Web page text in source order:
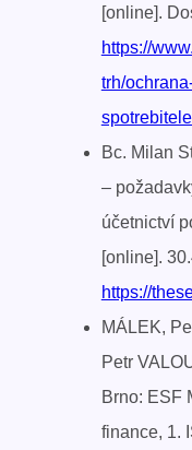
[online].
https://
trh/
Bc. Milan
–
účetnictví
[online].
https://
MÁLEK,
Petr
Brno: ESF
finance, 1.